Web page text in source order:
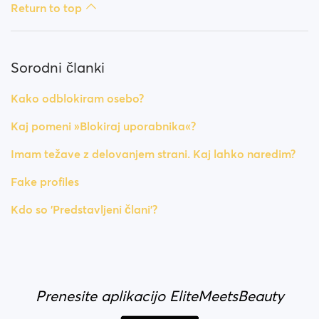
Return to top
Sorodni članki
Kako odblokiram osebo?
Kaj pomeni »Blokiraj uporabnika«?
Imam težave z delovanjem strani. Kaj lahko naredim?
Fake profiles
Kdo so 'Predstavljeni člani'?
Prenesite aplikacijo EliteMeetsBeauty